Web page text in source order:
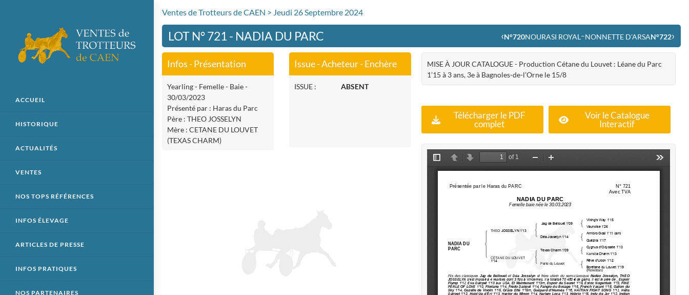
ACCUEIL
HISTORIQUE
ACTUALITÉS
VENTES
NOS TOPS RÉFÉRENCES
INFOS ÉLEVAGE
ARTICLES DE PRESSE
INFOS PRATIQUES
NOS PARTENAIRES
Ventes de Trotteurs de CAEN > Jeudi 26 Septembre 2024
LOT N° 721 - NADIA DU PARC ‹N°720NOURASI ROYAL–NONNETTE D'ARSAN°722›
Infos - Présentation
Yearling - Femelle - Baie -
30/03/2023
Présenté par : Haras du Parc
Père : THEO JOSSELYN
Mère : CETANE DU LOUVET
(TEXAS CHARM)
Issue - Acheteur - Enchère
ISSUE : ABSENT
MISE À JOUR CATALOGUE - Production Cétane du Louvet : Léane du Parc
1’15 à 3 ans, 3e à Bagnoles-de-l’Orne le 15/8
Télécharger le PDF
complet
Voir le Catalogue
Interactif